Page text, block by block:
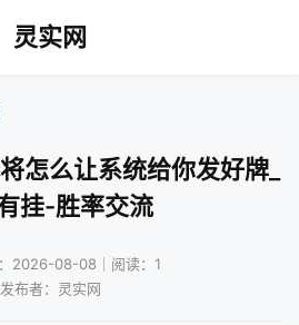
灵实网
怎么让系统给你发好牌_
挂-胜率交流
2026-08-08｜阅读：1
发布者：灵实网